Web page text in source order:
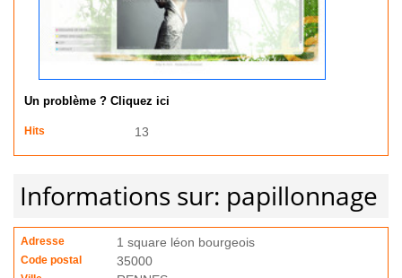
Un problème ? Cliquez ici
Hits 13
Informations sur: papillonnage
Adresse 1 square léon bourgeois
Code postal 35000